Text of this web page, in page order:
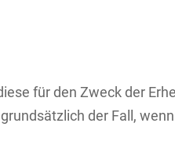
für den Zweck der
der Fall,